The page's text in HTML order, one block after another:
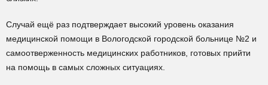
Случай ещё раз подтверждает высокий уровень оказания
медицинской помощи в Вологодской городской больнице №2 и
самоотверженность медицинских работников, готовых прийти
на помощь в самых сложных ситуациях.